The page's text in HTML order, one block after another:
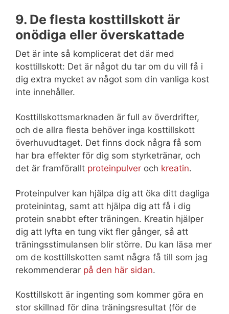
9. De flesta kosttillskott är
onödiga eller överskattade
Det är inte så komplicerat det där med
kosttillskott: Det är något du tar om du vill få i
dig extra mycket av något som din vanliga kost
inte innehåller.
Kosttillskottsmarknaden är full av överdrifter,
och de allra flesta behöver inga kosttillskott
överhuvudtaget. Det finns dock några få som
har bra effekter för dig som styrketränar, och
det är framförallt proteinpulver och kreatin.
Proteinpulver kan hjälpa dig att öka ditt dagliga
proteinintag, samt att hjälpa dig att få i dig
protein snabbt efter träningen. Kreatin hjälper
dig att lyfta en tung vikt fler gånger, så att
träningsstimulansen blir större. Du kan läsa mer
om de kosttillskotten samt några få till som jag
rekommenderar på den här sidan.
Kosttillskott är ingenting som kommer göra en
stor skillnad för dina träningsresultat (för de